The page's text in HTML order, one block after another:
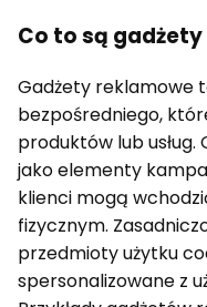
Co to są
Gadżety reklamowe
bezpośredniego,
produktów lub
jako elementy
klienci mogą
fizycznym.
przedmioty użytku
spersonalizowane z